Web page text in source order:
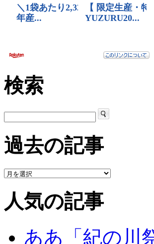
検索
過去の記事
人気の記事
ああ「紀の川